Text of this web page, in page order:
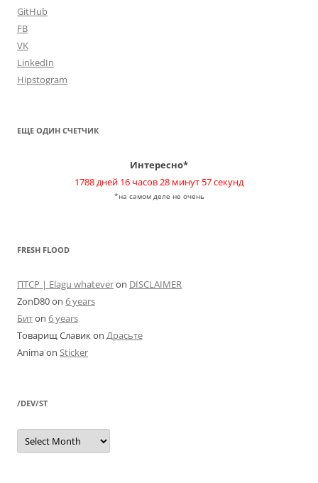
GitHub
FB
VK
LinkedIn
Hipstogram
ЕЩЕ ОДИН СЧЕТЧИК
Интересно*
1788 дней 16 часов 28 минут 57 секунд
*на самом деле не очень
FRESH FLOOD
ПТСР | Elagu whateveron DISCLAIMER
ZonD80on 6 years
Битon 6 years
Товарищ Славикon Драсьте
Animaon Sticker
/DEV/ST
/dev/st